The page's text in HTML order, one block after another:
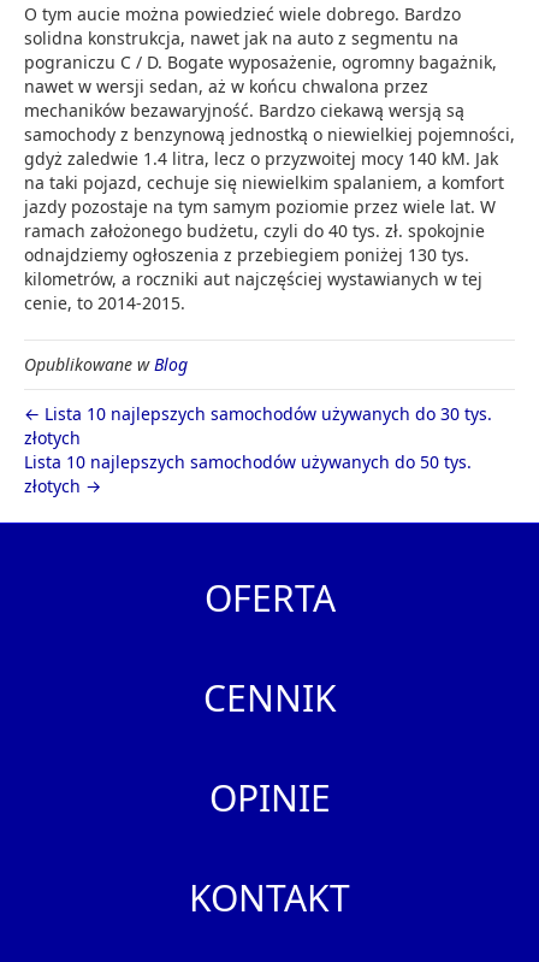
O tym aucie można powiedzieć wiele dobrego. Bardzo
solidna konstrukcja, nawet jak na auto z segmentu na
pograniczu C / D. Bogate wyposażenie, ogromny bagażnik,
nawet w wersji sedan, aż w końcu chwalona przez
mechaników bezawaryjność. Bardzo ciekawą wersją są
samochody z benzynową jednostką o niewielkiej pojemności,
gdyż zaledwie 1.4 litra, lecz o przyzwoitej mocy 140 kM. Jak
na taki pojazd, cechuje się niewielkim spalaniem, a komfort
jazdy pozostaje na tym samym poziomie przez wiele lat. W
ramach założonego budżetu, czyli do 40 tys. zł. spokojnie
odnajdziemy ogłoszenia z przebiegiem poniżej 130 tys.
kilometrów, a roczniki aut najczęściej wystawianych w tej
cenie, to 2014-2015.
Opublikowane wBlog
← Lista 10 najlepszych samochodów używanych do 30 tys.
złotych
Lista 10 najlepszych samochodów używanych do 50 tys.
złotych →
OFERTA
CENNIK
OPINIE
KONTAKT